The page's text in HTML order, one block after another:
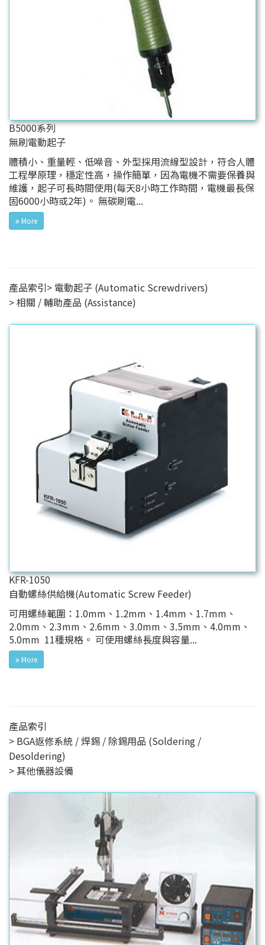
B5000系列
無刷電動起子
體積小、重量輕、低噪音、外型採用流線型設計，符合人體
工程學原理，穩定性高，操作簡單，因為電機不需要保養與
維護，起子可長時間使用(每天8小時工作時間，電機最長保
固6000小時或2年)。 無碳刷電...
More
產品索引
電動起子 (Automatic Screwdrivers)
相關 / 輔助產品 (Assistance)
KFR-1050
自動螺絲供給機(Automatic Screw Feeder)
可用螺絲範圍：1.0mm、1.2mm、1.4mm、1.7mm、
2.0mm、2.3mm、2.6mm、3.0mm、3.5mm、4.0mm、
5.0mm 11種規格。 可使用螺絲長度與容量...
More
產品索引
BGA返修系統 / 焊錫 / 除錫用品 (Soldering /
Desoldering)
其他儀器設備